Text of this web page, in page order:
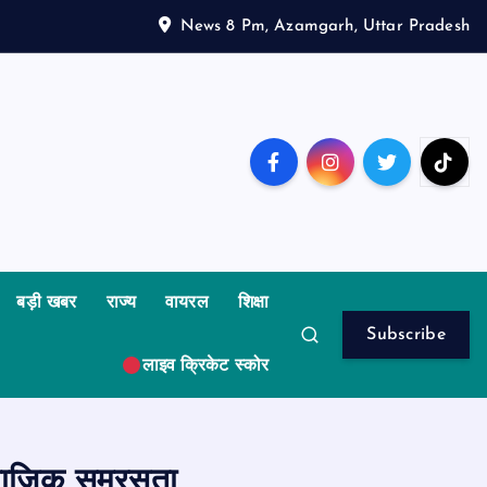
News 8 Pm, Azamgarh, Uttar Pradesh
बड़ी खबर राज्य वायरल शिक्षा
लाइव क्रिकेट स्कोर
Subscribe